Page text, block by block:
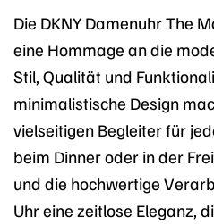
Die DKNY Damenuhr The
eine Hommage an die
Stil, Qualität und
minimalistische Design
vielseitigen Begleiter für
beim Dinner oder in der
und die hochwertige
Uhr eine zeitlose Eleganz,